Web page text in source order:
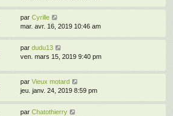
par Cyrille
mar. avr. 16, 2019 10:46 am
par dudu13
ven. mars 15, 2019 9:40 pm
par Vieux motard
jeu. janv. 24, 2019 8:59 pm
par Chatothierry